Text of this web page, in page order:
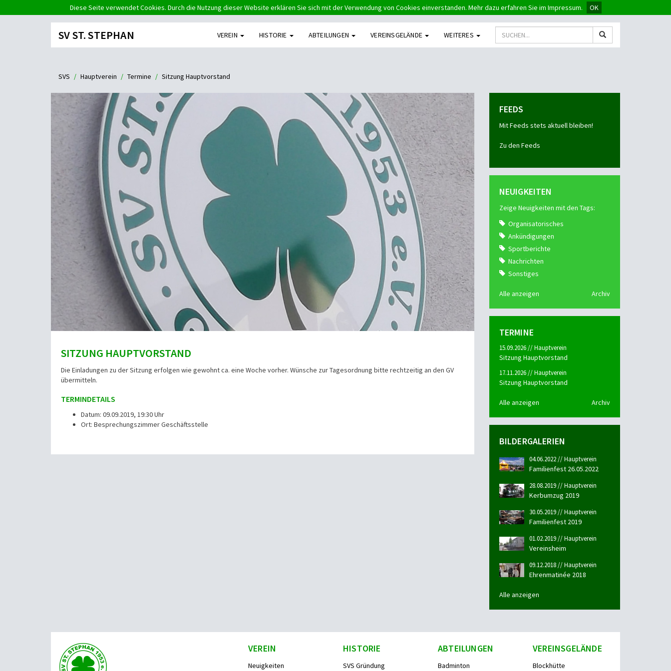
Diese Seite verwendet Cookies. Durch die Nutzung dieser Website erklären Sie sich mit der Verwendung von Cookies einverstanden. Mehr dazu erfahren Sie im Impressum. OK
SV ST. STEPHAN VEREIN HISTORIE ABTEILUNGEN VEREINSGELÄNDE WEITERES
SVS Hauptverein Termine Sitzung Hauptvorstand
SITZUNG HAUPTVORSTAND
Die Einladungen zu der Sitzung erfolgen wie gewohnt ca. eine Woche vorher. Wünsche zur Tagesordnung bitte rechtzeitig an den GV
übermitteln.
TERMINDETAILS
Datum: 09.09.2019, 19:30 Uhr
Ort: Besprechungszimmer Geschäftsstelle
FEEDS
Mit Feeds stets aktuell bleiben!
Zu den Feeds
NEUIGKEITEN
Zeige Neuigkeiten mit den Tags:
Organisatorisches
Ankündigungen
Sportberichte
Nachrichten
Sonstiges
Alle anzeigen Archiv
TERMINE
15.09.2026 // Hauptverein
Sitzung Hauptvorstand
17.11.2026 // Hauptverein
Sitzung Hauptvorstand
Alle anzeigen Archiv
BILDERGALERIEN
04.06.2022 // Hauptverein
Familienfest 26.05.2022
28.08.2019 // Hauptverein
Kerbumzug 2019
30.05.2019 // Hauptverein
Familienfest 2019
01.02.2019 // Hauptverein
Vereinsheim
09.12.2018 // Hauptverein
Ehrenmatinée 2018
Alle anzeigen
VEREIN
Neuigkeiten
HISTORIE
SVS Gründung
ABTEILUNGEN
Badminton
VEREINSGELÄNDE
Blockhütte